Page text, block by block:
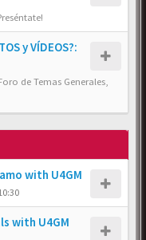
y VÍDEOS?:
de Temas Generales,
with U4GM
with U4GM